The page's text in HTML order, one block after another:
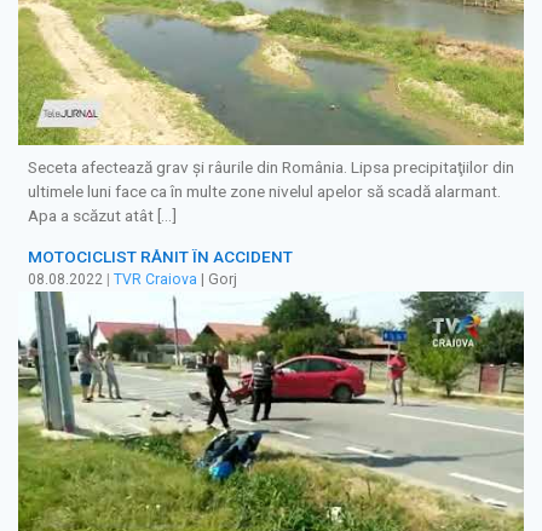
Seceta afectează grav şi râurile din România. Lipsa precipitaţiilor din
ultimele luni face ca în multe zone nivelul apelor să scadă alarmant.
Apa a scăzut atât […]
MOTOCICLIST RĂNIT ÎN ACCIDENT
08.08.2022 TVR Craiova | Gorj